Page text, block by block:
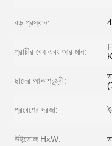
বড় প্রস্থান:
প্রাচীর বেধ এবং আর মান:
ছাদের আকাশচুম্বী:
প্রবেশের দরজা:
উইন্ডোজ HxW: